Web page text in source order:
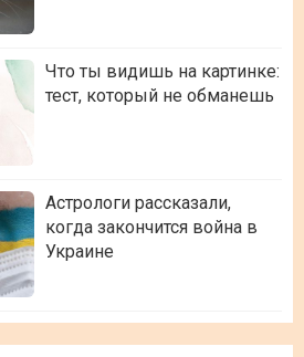
Что ты видишь на картинке:
тест, который не обманешь
Астрологи рассказали,
когда закончится война в
Украине